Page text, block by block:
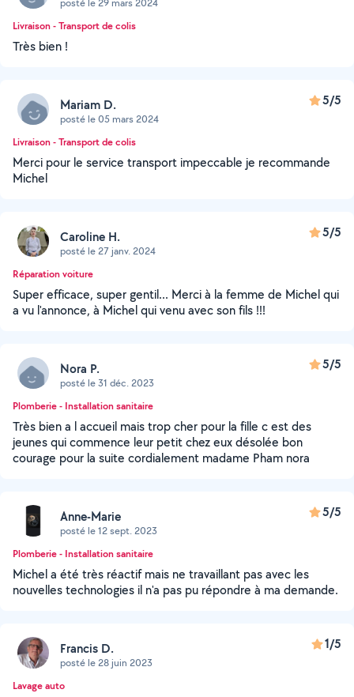
Livraison - Transport de colis
Très bien !
Mariam D.
posté le 05 mars 2024
5/5
Livraison - Transport de colis
Merci pour le service transport impeccable je recommande
Michel
Caroline H.
posté le 27 janv. 2024
5/5
Réparation voiture
Super efficace, super gentil... Merci à la femme de Michel qui
a vu l'annonce, à Michel qui venu avec son fils !!!
Nora P.
posté le 31 déc. 2023
5/5
Plomberie - Installation sanitaire
Très bien a l accueil mais trop cher pour la fille c est des
jeunes qui commence leur petit chez eux désolée bon
courage pour la suite cordialement madame Pham nora
Anne-Marie
posté le 12 sept. 2023
5/5
Plomberie - Installation sanitaire
Michel a été très réactif mais ne travaillant pas avec les
nouvelles technologies il n'a pas pu répondre à ma demande.
Francis D.
posté le 28 juin 2023
1/5
Lavage auto